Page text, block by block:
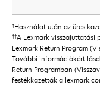
†Használat után az üres
††A Lexmark visszajuttatási
Lexmark Return Program
További információkért
Return Programban
festékkazetták a